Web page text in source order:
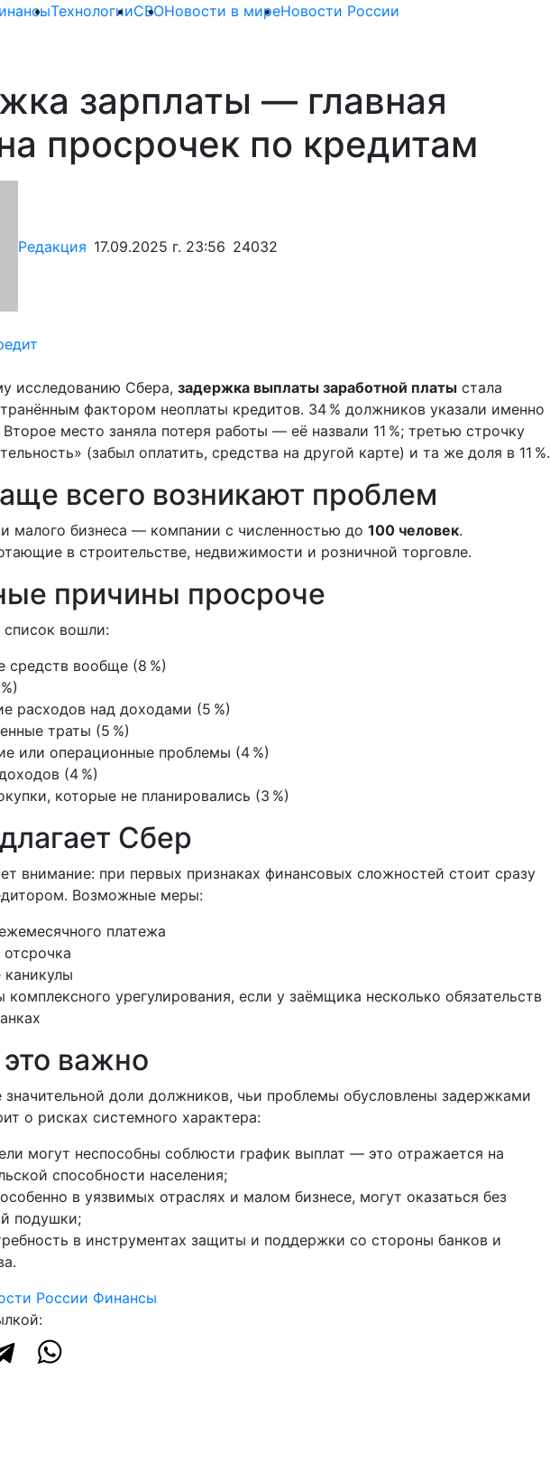
ТехнологииСВОНовости в миреНовости России
зарплаты — главная
просрочек по кредитам
Редакция 17.09.2025 г. 23:56 24032
исследованию Сбера, задержка выплаты заработной платы стала
фактором неоплаты кредитов. 34 % должников указали именно
место заняла потеря работы — её назвали 11 %; третью строчку
(забыл оплатить, средства на другой карте) и та же доля в 11 %.
всего возникают проблем
малого бизнеса — компании с численностью до 100 человек.
в строительстве, недвижимости и розничной торговле.
причины просроче
вошли:
средств вообще (8 %)
расходов над доходами (5 %)
траты (5 %)
или операционные проблемы (4 %)
(4 %)
которые не планировались (3 %)
Сбер
внимание: при первых признаках финансовых сложностей стоит сразу
Возможные меры:
платежа
каникулы
урегулирования, если у заёмщика несколько обязательств
важно
доли должников, чьи проблемы обусловлены задержками
о рисках системного характера:
могут неспособны соблюсти график выплат — это отражается на
способности населения;
в уязвимых отраслях и малом бизнесе, могут оказаться без
подушки;
в инструментах защиты и поддержки со стороны банков и
России Финансы